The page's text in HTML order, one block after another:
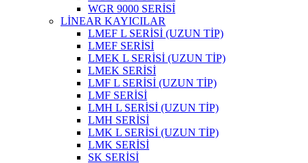
WGR 9000 SERİSİ
LİNEAR KAYICILAR
LMEF L SERİSİ (UZUN TİP)
LMEF SERİSİ
LMEK L SERİSİ (UZUN TİP)
LMEK SERİSİ
LMF L SERİSİ (UZUN TİP)
LMF SERİSİ
LMH L SERİSİ (UZUN TİP)
LMH SERİSİ
LMK L SERİSİ (UZUN TİP)
LMK SERİSİ
SK SERİSİ